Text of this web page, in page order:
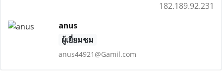
182.189.92.231
anus
ผู้เยี่ยมชม
anus44921@Gamil.com